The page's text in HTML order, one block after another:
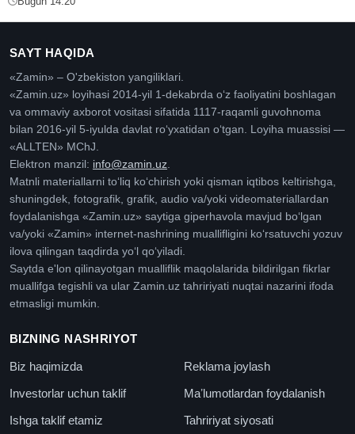
SAYT HAQIDA
«Zamin» – O'zbekiston yangiliklari.
«Zamin.uz» loyihasi 2014-yil 1-dekabrda oʻz faoliyatini boshlagan
va ommaviy axborot vositasi sifatida 1117-raqamli guvohnoma
bilan 2016-yil 5-iyulda davlat roʻyxatidan oʻtgan. Loyiha muassisi —
«ALLTEN» MChJ.
Elektron manzil: info@zamin.uz
Matnli materiallarni toʻliq koʻchirish yoki qisman iqtibos keltirishga,
shuningdek, fotografik, grafik, audio va/yoki videomateriallardan
foydalanishga «Zamin.uz» saytiga giperhavola mavjud boʻlgan
va/yoki «Zamin» internet-nashrining muallifligini koʻrsatuvchi yozuv
ilova qilingan taqdirda yoʻl qoʻyiladi.
Saytda e'lon qilinayotgan mualliflik maqolalarida bildirilgan fikrlar
muallifga tegishli va ular Zamin.uz tahririyati nuqtai nazarini ifoda
etmasligi mumkin.
BIZNING NASHRIYOT
Biz haqimizda
Reklama joylash
Investorlar uchun taklif
Maʼlumotlardan foydalanish
Ishga taklif etamiz
Tahririyat siyosati